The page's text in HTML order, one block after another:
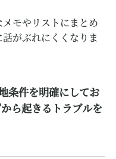
モやリストにまとめ
がぶれにくくなりま
条件を明確にしてお
ら起きるトラブルを